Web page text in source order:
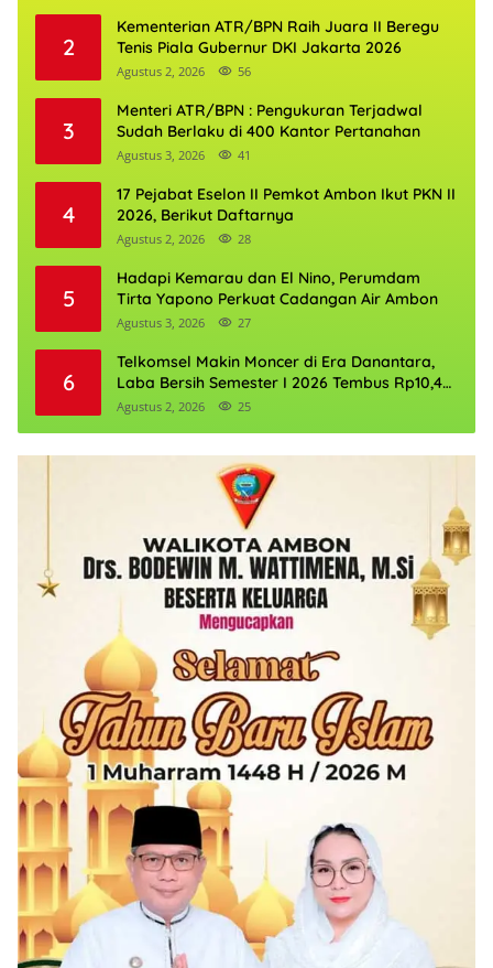
2
Kementerian ATR/BPN Raih Juara II Beregu
Tenis Piala Gubernur DKI Jakarta 2026
Agustus 2, 2026 56
3
Menteri ATR/BPN : Pengukuran Terjadwal
Sudah Berlaku di 400 Kantor Pertanahan
Agustus 3, 2026 41
4
17 Pejabat Eselon II Pemkot Ambon Ikut PKN II
2026, Berikut Daftarnya
Agustus 2, 2026 28
5
Hadapi Kemarau dan El Nino, Perumdam
Tirta Yapono Perkuat Cadangan Air Ambon
Agustus 3, 2026 27
6
Telkomsel Makin Moncer di Era Danantara,
Laba Bersih Semester I 2026 Tembus Rp10,4
Triliun
Agustus 2, 2026 25